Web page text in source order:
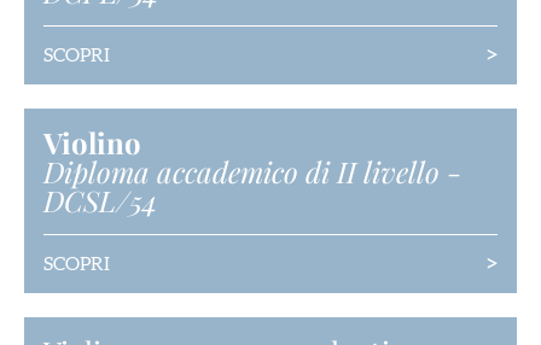
SCOPRI >
Violino
Diploma accademico di II livello -
DCSL/54
SCOPRI >